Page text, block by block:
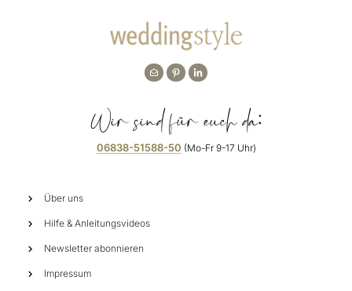
Wir sind für euch da:
06838-51588-50 (Mo-Fr 9-17 Uhr)
Über uns
Hilfe & Anleitungsvideos
Newsletter abonnieren
Impressum